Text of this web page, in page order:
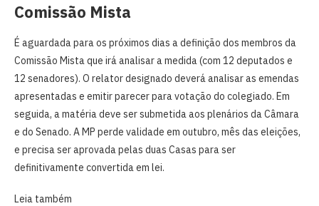
Comissão Mista
É aguardada para os próximos dias a definição dos membros da
Comissão Mista que irá analisar a medida (com 12 deputados e
12 senadores). O relator designado deverá analisar as emendas
apresentadas e emitir parecer para votação do colegiado. Em
seguida, a matéria deve ser submetida aos plenários da Câmara
e do Senado. A MP perde validade em outubro, mês das eleições,
e precisa ser aprovada pelas duas Casas para ser
definitivamente convertida em lei.
Leia também